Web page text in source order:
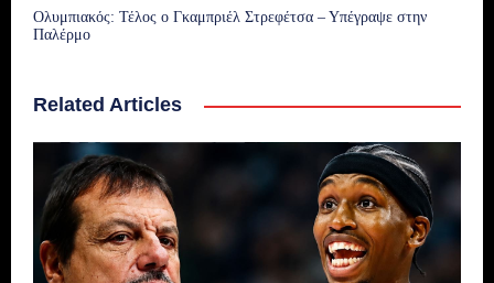
Ολυμπιακός: Τέλος ο Γκαμπριέλ Στρεφέτσα – Υπέγραψε στην
Παλέρμο
Related Articles